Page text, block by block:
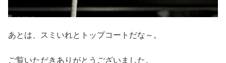
あとは、スミいれとトップコートだな～。
ご覧いただきありがとうございました。